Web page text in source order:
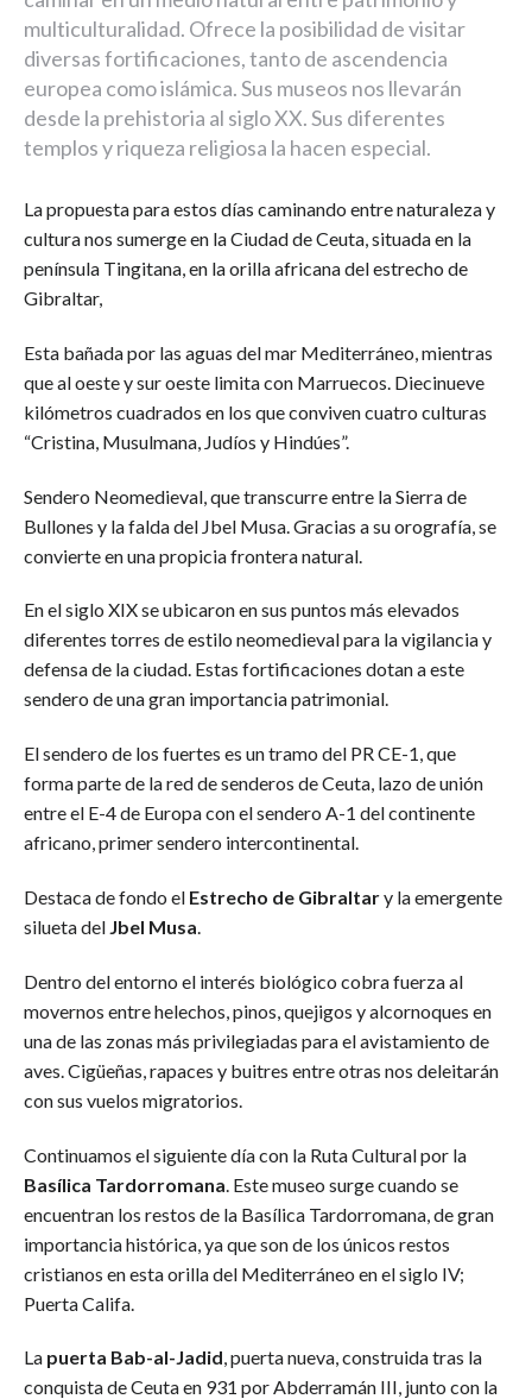
multiculturalidad. Ofrece la posibilidad de visitar
diversas fortificaciones, tanto de ascendencia
europea como islámica. Sus museos nos llevarán
desde la prehistoria al siglo XX. Sus diferentes
templos y riqueza religiosa la hacen especial.
La propuesta para estos días caminando entre naturaleza y
cultura nos sumerge en la Ciudad de Ceuta, situada en la
península Tingitana, en la orilla africana del estrecho de
Gibraltar,
Esta bañada por las aguas del mar Mediterráneo, mientras
que al oeste y sur oeste limita con Marruecos. Diecinueve
kilómetros cuadrados en los que conviven cuatro culturas
“Cristina, Musulmana, Judíos y Hindúes”.
Sendero Neomedieval, que transcurre entre la Sierra de
Bullones y la falda del Jbel Musa. Gracias a su orografía, se
convierte en una propicia frontera natural.
En el siglo XIX se ubicaron en sus puntos más elevados
diferentes torres de estilo neomedieval para la vigilancia y
defensa de la ciudad. Estas fortificaciones dotan a este
sendero de una gran importancia patrimonial.
El sendero de los fuertes es un tramo del PR CE-1, que
forma parte de la red de senderos de Ceuta, lazo de unión
entre el E-4 de Europa con el sendero A-1 del continente
africano, primer sendero intercontinental.
Destaca de fondo el Estrecho de Gibraltary la emergente
silueta del Jbel Musa.
Dentro del entorno el interés biológico cobra fuerza al
movernos entre helechos, pinos, quejigos y alcornoques en
una de las zonas más privilegiadas para el avistamiento de
aves. Cigüeñas, rapaces y buitres entre otras nos deleitarán
con sus vuelos migratorios.
Continuamos el siguiente día con la Ruta Cultural por la
Basílica Tardorromana . Este museo surge cuando se
encuentran los restos de la Basílica Tardorromana, de gran
importancia histórica, ya que son de los únicos restos
cristianos en esta orilla del Mediterráneo en el siglo IV;
Puerta Califa.
La puerta Bab-al-Jadid, puerta nueva, construida tras la
conquista de Ceuta en 931 por Abderramán III, junto con la